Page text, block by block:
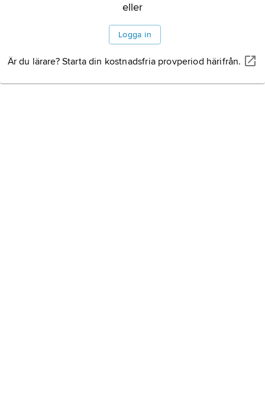
eller
Logga in
Är du lärare? Starta din kostnadsfria provperiod härifrån.